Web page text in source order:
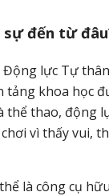
đến từ
lực Tự
tảng khoa học
thể thao, động
vì thấy vui,
là công cụ